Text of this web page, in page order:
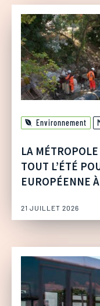
Environnement
LA
TOUT L’ÉTÉ
EUROPÉENNE
21 JUILLET 2026